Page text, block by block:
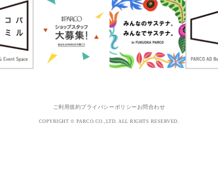
ご利用規約プライバシーポリシー お問合わせ
COPYRIGHT © PARCO.CO.,LTD. ALL RIGHTS RESERVED.